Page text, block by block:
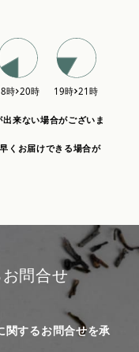
来ない場合がございま
くお届けできる場合が
問合せ
関するお問合せを承